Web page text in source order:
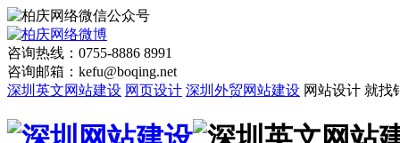
咨询热线：0755-8886 8991
咨询邮箱：kefu@boqing.net
深圳英文网站建设 网页设计 深圳外贸网站建设 网站设计 就找